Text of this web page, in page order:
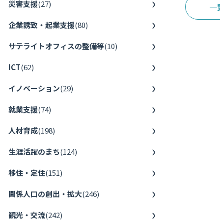
災害支援(27)
企業誘致・起業支援(80)
サテライトオフィスの整備等(10)
ICT(62)
イノベーション(29)
就業支援(74)
人材育成(198)
生涯活躍のまち(124)
移住・定住(151)
関係人口の創出・拡大(246)
観光・交流(242)
一